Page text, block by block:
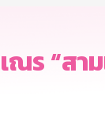
ณร “ส